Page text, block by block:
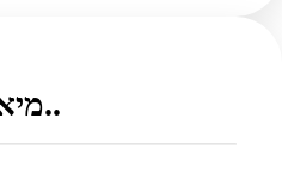
מיאווו..